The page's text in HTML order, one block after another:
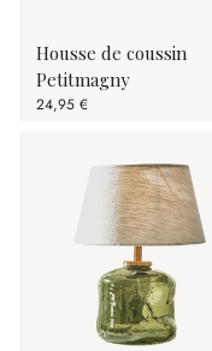
Housse de coussin
Petitmagny
24,95 €